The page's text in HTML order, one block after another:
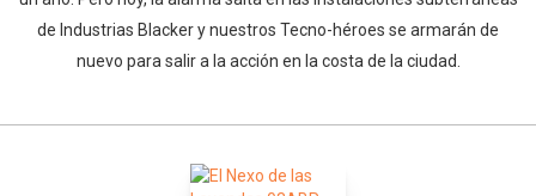
de Industrias Blacker y nuestros Tecno-héroes se armarán de
nuevo para salir a la acción en la costa de la ciudad.